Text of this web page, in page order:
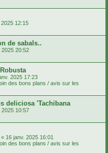
12:15
de sabals..
2025 20:52
2025 17:23
des bons plans / avis sur les
deliciosa 'Tachibana
2025 10:57
« 16 janv. 2025 16:01
des bons plans / avis sur les